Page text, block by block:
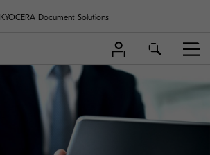
KYOCERA Document Solutions